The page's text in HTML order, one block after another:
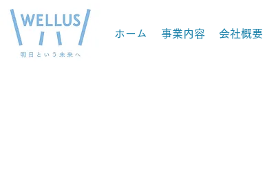
ホーム 事業内容 会社概要